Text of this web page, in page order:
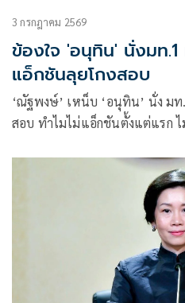
3 กรกฎาคม 2569
ข้องใจ 'อนุทิน' นั่งมท
แอ็กชันลุยโกงสอบ
‘ณัฐพงษ์’ เหน็บ ‘อนุทิน’ นั่ง มท
สอบ ทำไมไม่แอ็กชันตั้งแต่แรก